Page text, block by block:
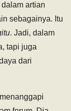
artian
sebagainya. Itu
. Jadi, dalam
tapi juga
dari